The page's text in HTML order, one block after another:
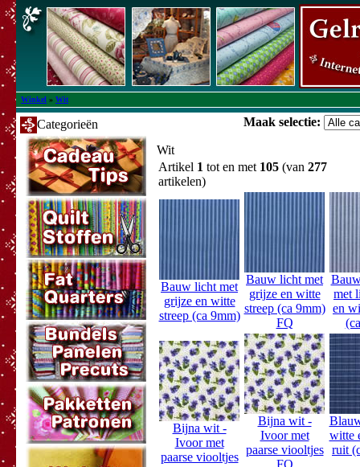
Winkel » Wit
Categorieën Maak selectie:
Wit
Artikel 1 tot en met 105 (van 277
artikelen)
Bauw licht met
grijze en witte
streep (ca 9mm)
Bauw licht met
grijze en witte
streep (ca 9mm)
FQ
met
en
Bijna wit -
Ivoor met
paarse viooltjes
Bijna wit -
Ivoor met
paarse viooltjes
FQ
witte
ruit